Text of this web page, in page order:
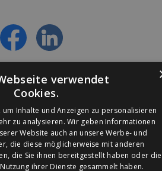
verwendet
Cookies.
Inhalte und Anzeigen zu personalisieren
zu analysieren. Wir geben Informationen
Website auch an unsere Werbe- und
die diese möglicherweise mit anderen
die Sie ihnen bereitgestellt haben oder die
ihrer Dienste gesammelt haben.